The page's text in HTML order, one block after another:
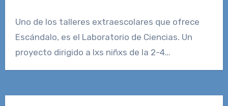
Uno de los talleres extraescolares que ofrece
Escándalo, es el Laboratorio de Ciencias. Un
proyecto dirigido a lxs niñxs de la 2-4…